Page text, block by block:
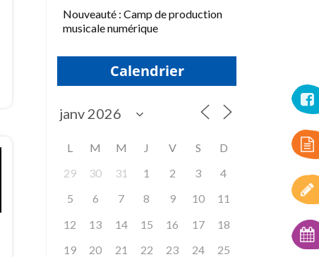
Nouveauté : Camp de production
musicale numérique
Calendrier
L M M J V S
D
29
30 31 1 2 3
4
5
6 7 8 9 10
11
12
13 14 15 16 17
18
19
20 21 22 23 24
25